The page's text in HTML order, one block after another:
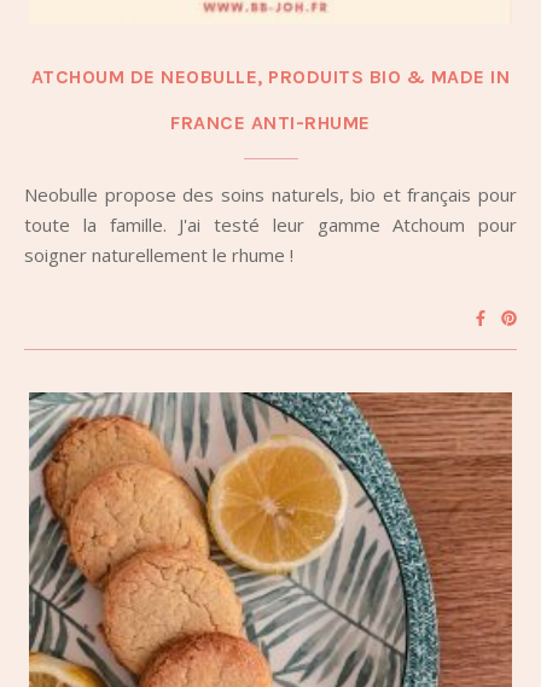
ATCHOUM DE NEOBULLE, PRODUITS BIO & MADE IN
FRANCE ANTI-RHUME
Neobulle propose des soins naturels, bio et français pour
toute la famille. J'ai testé leur gamme Atchoum pour
soigner naturellement le rhume !